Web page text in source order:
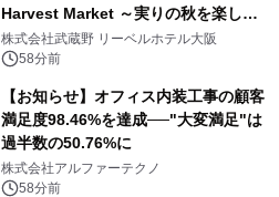
Harvest Market ～実りの秋を楽しむ
ディナー&スイーツビュッフェ～』を9
月18日より開催！
株式会社武蔵野 リーベルホテル大阪
58分前
【お知らせ】オフィス内装工事の顧客
満足度98.46%を達成──"大変満足"は
過半数の50.76%に
株式会社アルファーテクノ
58分前